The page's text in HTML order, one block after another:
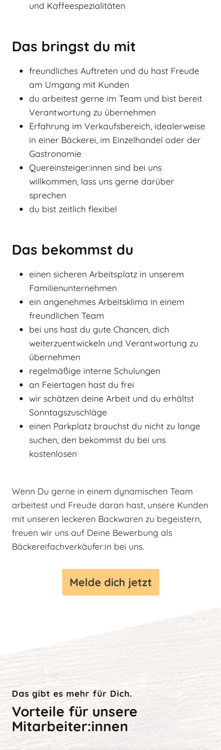
und Kaffeespezialitäten
Das bringst du mit
freundliches Auftreten und du hast Freude
am Umgang mit Kunden
du arbeitest gerne im Team und bist bereit
Verantwortung zu übernehmen
Erfahrung im Verkaufsbereich, idealerweise
in einer Bäckerei, im Einzelhandel oder der
Gastronomie
Quereinsteiger:innen sind bei uns
willkommen, lass uns gerne darüber
sprechen
du bist zeitlich flexibel
Das bekommst du
einen sicheren Arbeitsplatz in unserem
Familienunternehmen
ein angenehmes Arbeitsklima in einem
freundlichen Team
bei uns hast du gute Chancen, dich
weiterzuentwickeln und Verantwortung zu
übernehmen
regelmäßige interne Schulungen
an Feiertagen hast du frei
wir schätzen deine Arbeit und du erhältst
Sonntagszuschläge
einen Parkplatz brauchst du nicht zu lange
suchen, den bekommst du bei uns
kostenlosen
Wenn Du gerne in einem dynamischen Team
arbeitest und Freude daran hast, unsere Kunden
mit unseren leckeren Backwaren zu begeistern,
freuen wir uns auf Deine Bewerbung als
Bäckereifachverkäufer:in bei uns.
Melde dich jetzt
Das gibt es mehr für Dich.
Vorteile für unsere
Mitarbeiter:innen